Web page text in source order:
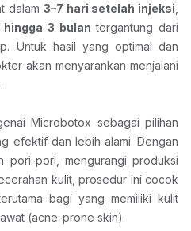
dalam 3–7 hari setelah injeksi
hingga 3 bulan tergantung dari
Untuk hasil yang optimal dan
akan menyarankan menjalani
Microbotox sebagai pilihan
efektif dan lebih alami. Dengan
pori-pori, mengurangi produksi
kulit, prosedur ini cocok
bagi yang memiliki kulit
(acne-prone skin).